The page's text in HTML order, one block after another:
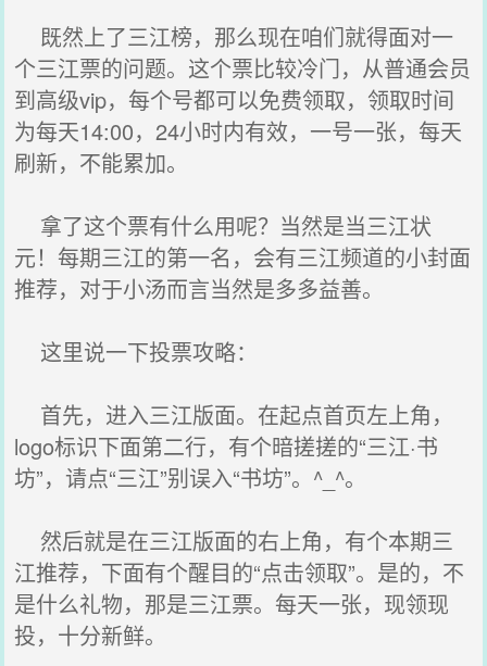
既然上了三江榜，那么现在咱们就得面对一
个三江票的问题。这个票比较冷门，从普通会员
到高级vip，每个号都可以免费领取，领取时间
为每天14:00，24小时内有效，一号一张，每天
刷新，不能累加。
拿了这个票有什么用呢？当然是当三江状
元！每期三江的第一名，会有三江频道的小封面
推荐，对于小汤而言当然是多多益善。
这里说一下投票攻略：
首先，进入三江版面。在起点首页左上角，
logo标识下面第二行，有个暗搓搓的“三江·书
坊”，请点“三江”别误入“书坊”。^_^。
然后就是在三江版面的右上角，有个本期三
江推荐，下面有个醒目的“点击领取”。是的，不
是什么礼物，那是三江票。每天一张，现领现
投，十分新鲜。